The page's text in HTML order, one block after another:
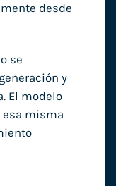
desde
se
y
El modelo
esa misma